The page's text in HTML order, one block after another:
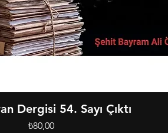
Hızlı Bakış
Dergisi 54. Sayı Çıktı
Fiyat
₺80,00